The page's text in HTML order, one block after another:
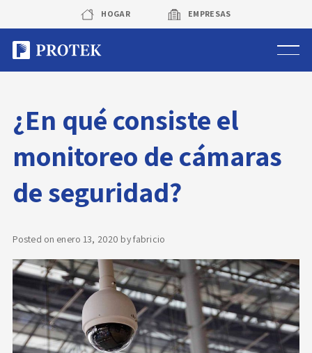
content
HOGAR EMPRESAS
Sistema de cámaras
Rastreo vehicular GPS
Protek Personas
Corredora de seguros
Sobre Protek
Trabaja con nosotros
Novedades
¿En qué consiste el
monitoreo de cámaras
de seguridad?
Posted on enero 13, 2020 byfabricio